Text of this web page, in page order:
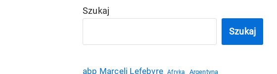
Szukaj
Szukaj
abp Marceli Lefebvre Afryka Argentyna